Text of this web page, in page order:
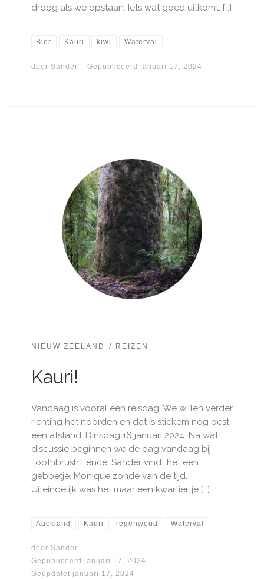
droog als we opstaan. Iets wat goed uitkomt, […]
Bier Kauri kiwi Waterval
door Sander Gepubliceerd januari 17, 2024
NIEUW ZEELAND REIZEN
Kauri!
Vandaag is vooral een reisdag. We willen verder
richting het noorden en dat is stiekem nog best
een afstand. Dinsdag 16 januari 2024. Na wat
discussie beginnen we de dag vandaag bij
Toothbrush Fence. Sander vindt het een
gebbetje, Monique zonde van de tijd.
Uiteindelijk was het maar een kwartiertje […]
Auckland Kauri regenwoud Waterval
door Sander
Gepubliceerd januari 17, 2024
Geüpdatet januari 17, 2024